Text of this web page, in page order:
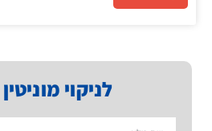
לניקוי